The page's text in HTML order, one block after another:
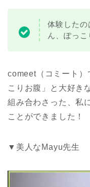
体験したの
ん、ぽっ
comeet（コミート）
こりお腹」と大好き
組み合わさった、私
ことができました！
▼美人なMayu先生